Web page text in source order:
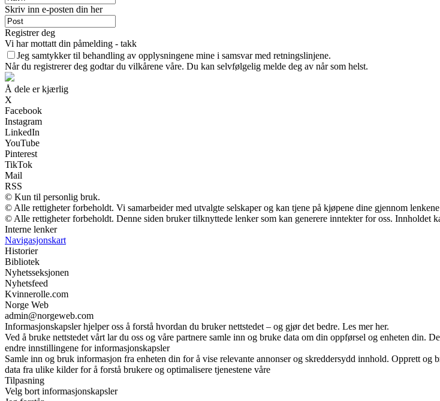
Skriv inn e-posten din her
Registrer deg
Vi har mottatt din påmelding - takk
Jeg samtykker til behandling av opplysningene mine i samsvar med retningslinjene.
Når du registrerer deg godtar du vilkårene våre. Du kan selvfølgelig melde deg av når som helst.
Å dele er kjærlig
X
Facebook
Instagram
LinkedIn
YouTube
Pinterest
TikTok
Mail
RSS
© Kun til personlig bruk.
© Alle rettigheter forbeholdt. Vi samarbeider med utvalgte selskaper og kan tjene på kjøpene dine gjennom
© Alle rettigheter forbeholdt. Denne siden bruker tilknyttede lenker som kan generere inntekter for oss. Innholdet
Interne lenker
Navigasjonskart
Historier
Bibliotek
Nyhetsseksjonen
Nyhetsfeed
Kvinnerolle.com
Norge Web
admin@norgeweb.com
Informasjonskapsler hjelper oss å forstå hvordan du bruker nettstedet – og gjør det bedre. Les mer her.
Ved å bruke nettstedet vårt lar du oss og våre partnere samle inn og bruke data om din oppførsel og enheten din.
endre innstillingene for informasjonskapsler
Samle inn og bruk informasjon fra enheten din for å vise relevante annonser og skreddersydd innhold. Opprett
data fra ulike kilder for å forstå brukere og optimalisere tjenestene våre
Tilpasning
Velg bort informasjonskapsler